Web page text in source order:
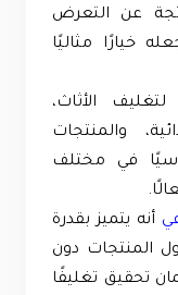
عن التعرض
خيارًا مثاليًا
الأثاث،
والمنتجات
في مختلف
أنه يتميز بقدرة
المنتجات دون
تحقيق تغليفًا